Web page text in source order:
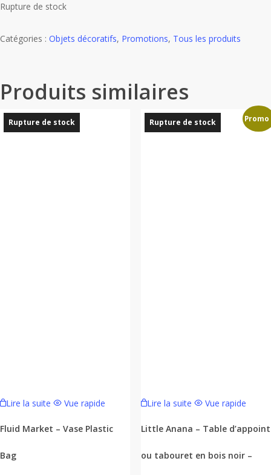
Rupture de stock
Catégories : Objets décoratifs, Promotions, Tous les produits
Produits similaires
Rupture de stock
Lire la suite Vue rapide
Fluid Market – Vase Plastic
Bag
Rupture de stock Promo
Lire la suite Vue rapide
Little Anana – Table d’appoint
ou tabouret en bois noir –